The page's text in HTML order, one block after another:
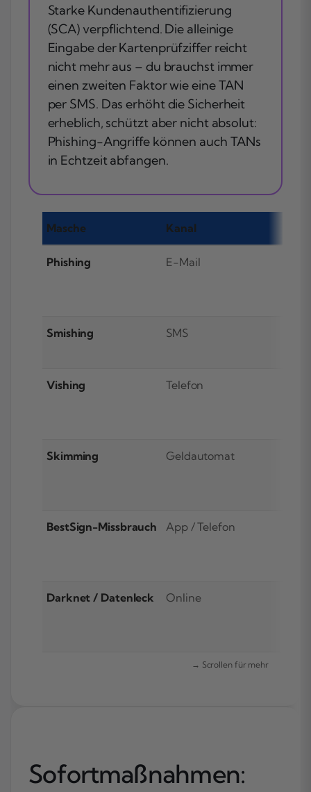
Starke Kundenauthentifizierung
(SCA) verpflichtend. Die alleinige
Eingabe der Kartenprüfziffer reicht
nicht mehr aus – du brauchst immer
einen zweiten Faktor wie eine TAN
per SMS. Das erhöht die Sicherheit
erheblich, schützt aber nicht absolut:
Phishing-Angriffe können auch TANs
in Echtzeit abfangen.
Masche Kanal
Phishing E-Mail
Smishing SMS
Vishing Telefon
Skimming Geldautomat
BestSign-Missbrauch App / Telefon
Darknet / Datenleck Online
Sofortmaßnahmen: